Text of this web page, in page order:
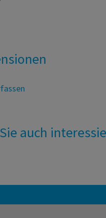
auch